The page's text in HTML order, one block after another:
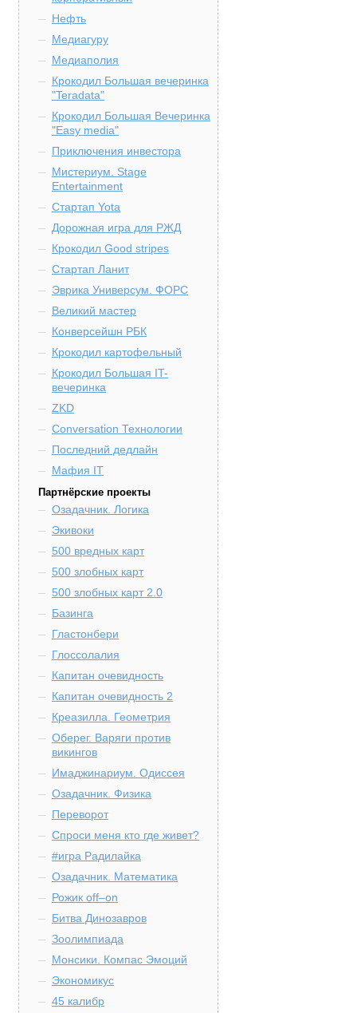
Нефть
Медиагуру
Медиаполия
Крокодил Большая вечеринка
"Teradata"
Крокодил Большая Вечеринка
"Easy media"
Приключения инвестора
Мистериум. Stage
Entertainment
Стартап Yota
Дорожная игра для РЖД
Крокодил Good stripes
Стартап Ланит
Эврика Универсум. ФОРС
Великий мастер
Конверсейшн РБК
Крокодил картофельный
Крокодил Большая IT-
вечеринка
ZKD
Conversation Технологии
Последний дедлайн
Мафия IT
Партнёрские проекты
Озадачник. Логика
Экивоки
500 вредных карт
500 злобных карт
500 злобных карт 2.0
Базинга
Гластонбери
Глоссолалия
Капитан очевидность
Капитан очевидность 2
Креазилла. Геометрия
Оберег. Варяги против
викингов
Имаджинариум. Одиссея
Озадачник. Физика
Переворот
Спроси меня кто где живет?
#игра Радилайка
Озадачник. Математика
Рожик off–on
Битва Динозавров
Зоолимпиада
Монсики. Компас Эмоций
Экономикус
45 калибр